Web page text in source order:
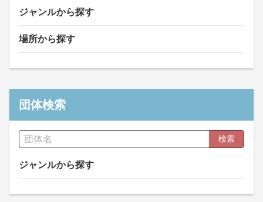
ジャンルから探す
場所から探す
団体検索
検索
ジャンルから探す